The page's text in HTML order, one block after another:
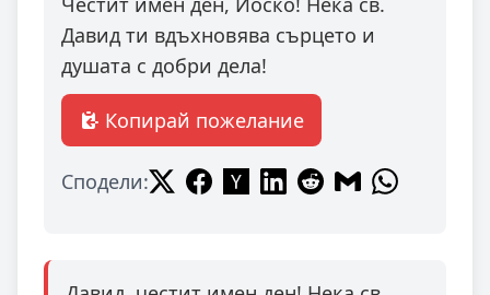
Давид ти вдъхновява сърцето и
душата с добри дела!
Копирай пожелание
Сподели: